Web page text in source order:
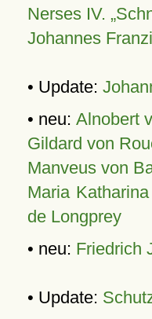
Nerses IV.
Johannes
• Update:
• neu: Alnobert
Gildard von
Manveus von
Maria
de Longprey
• neu: Friedrich
• Update: